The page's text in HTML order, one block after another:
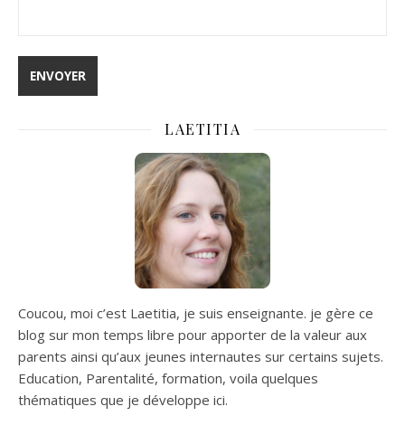
LAETITIA
Coucou, moi c’est Laetitia, je suis enseignante. je gère ce
blog sur mon temps libre pour apporter de la valeur aux
parents ainsi qu’aux jeunes internautes sur certains sujets.
Education, Parentalité, formation, voila quelques
thématiques que je développe ici.